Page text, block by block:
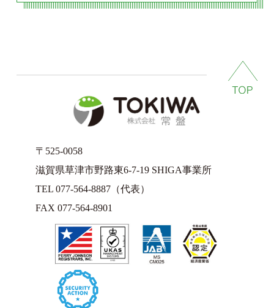
〒525-0058
滋賀県草津市野路東6-7-19 SHIGA事業所
TEL 077-564-8887（代表）
FAX 077-564-8901